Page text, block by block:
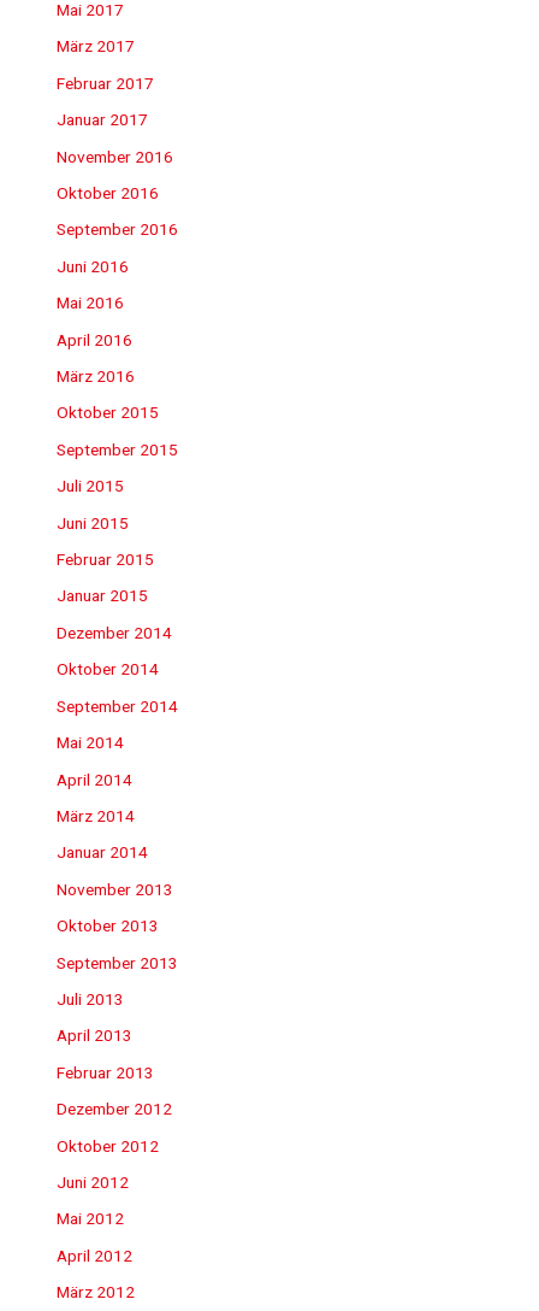
Mai 2017
März 2017
Februar 2017
Januar 2017
November 2016
Oktober 2016
September 2016
Juni 2016
Mai 2016
April 2016
März 2016
Oktober 2015
September 2015
Juli 2015
Juni 2015
Februar 2015
Januar 2015
Dezember 2014
Oktober 2014
September 2014
Mai 2014
April 2014
März 2014
Januar 2014
November 2013
Oktober 2013
September 2013
Juli 2013
April 2013
Februar 2013
Dezember 2012
Oktober 2012
Juni 2012
Mai 2012
April 2012
März 2012